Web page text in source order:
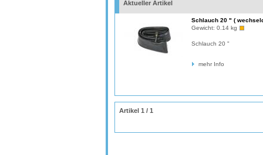
Aktueller Artikel
Schlauch 20 " (
Gewicht: 0.14 kg
Schlauch 20 "
mehr Info
Artikel 1 / 1